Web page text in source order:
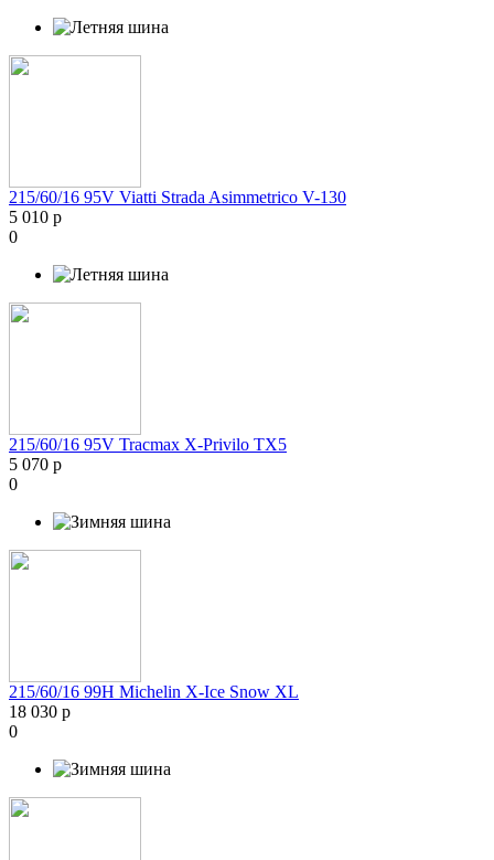
215/60/16 95V Viatti Strada Asimmetrico V-130
5 010 р
0
215/60/16 95V Tracmax X-Privilo TX5
5 070 р
0
215/60/16 99H Michelin X-Ice Snow XL
18 030 р
0